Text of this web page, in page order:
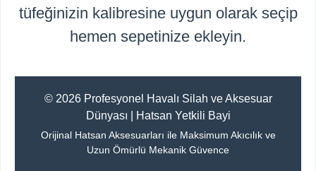
tüfeğinizin kalibresine uygun olarak seçip
hemen sepetinize ekleyin.
© 2026 Profesyonel Havalı Silah ve Aksesuar
Dünyası | Hatsan Yetkili Bayi
Orijinal Hatsan Aksesuarları ile Maksimum Akıcılık ve
Uzun Ömürlü Mekanik Güvence